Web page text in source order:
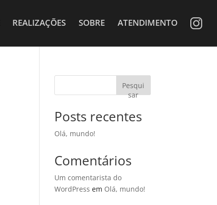
REALIZAÇÕES SOBRE ATENDIMENTO
Pesqui
sar
Posts recentes
Olá, mundo!
Comentários
Um comentarista do
WordPress em Olá, mundo!